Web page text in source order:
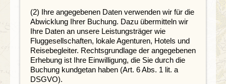
(2) Ihre angegebenen Daten verwenden wir für die
Abwicklung Ihrer Buchung. Dazu übermitteln wir
Ihre Daten an unsere Leistungsträger wie
Fluggesellschaften, lokale Agenturen, Hotels und
Reisebegleiter. Rechtsgrundlage der angegebenen
Erhebung ist Ihre Einwilligung, die Sie durch die
Buchung kundgetan haben (Art. 6 Abs. 1 lit. a
DSGVO).